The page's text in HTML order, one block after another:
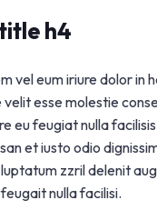
h4
vel eum iriure dolor in
esse molestie
eu feugiat nulla
et iusto odio
zzril delenit
nulla facilisi.